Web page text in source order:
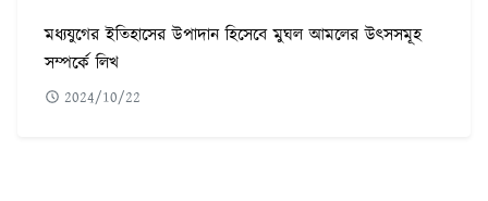
মধ্যযুগের ইতিহাসের উপাদান হিসেবে মুঘল আমলের উৎসসমূহ
সম্পর্কে লিখ
2024/10/22